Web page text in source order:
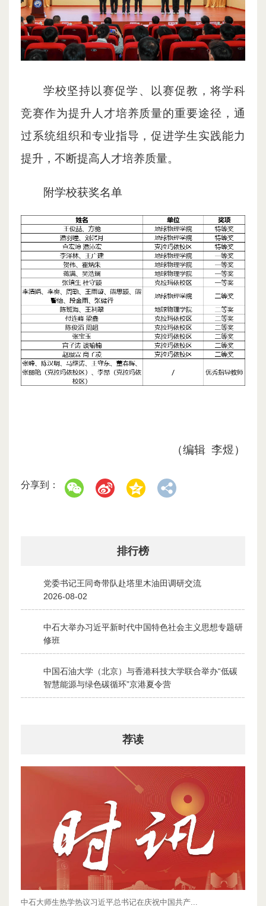
学校坚持以赛促学、以赛促教，将学科
竞赛作为提升人才培养质量的重要途径，通
过系统组织和专业指导，促进学生实践能力
提升，不断提高人才培养质量。
附学校获奖名单
（编辑 李煜）
分享到：
排行榜
党委书记王同奇带队赴塔里木油田调研交流
2026-08-02
中石大举办习近平新时代中国特色社会主义思想专题研
修班
2026-07-28
中国石油大学（北京）与香港科技大学联合举办“低碳
智慧能源与绿色碳循环”京港夏令营
2026-07-30
荐读
中石大师生热学热议习近平总书记在庆祝中国共产...